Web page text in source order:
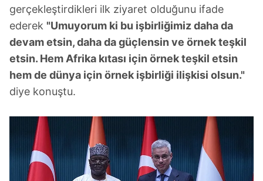
gerçekleştirdikleri ilk ziyaret olduğunu ifade
ederek "Umuyorum ki bu işbirliğimiz daha da
devam etsin, daha da güçlensin ve örnek teşkil
etsin. Hem Afrika kıtası için örnek teşkil etsin
hem de dünya için örnek işbirliği ilişkisi olsun."
diye konuştu.